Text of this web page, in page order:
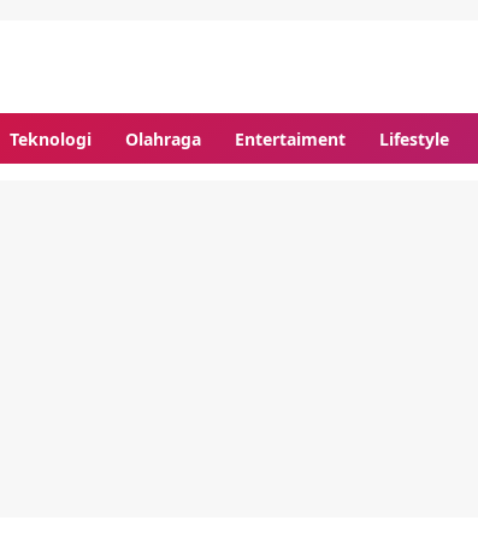
Teknologi Olahraga Entertaiment Lifestyle